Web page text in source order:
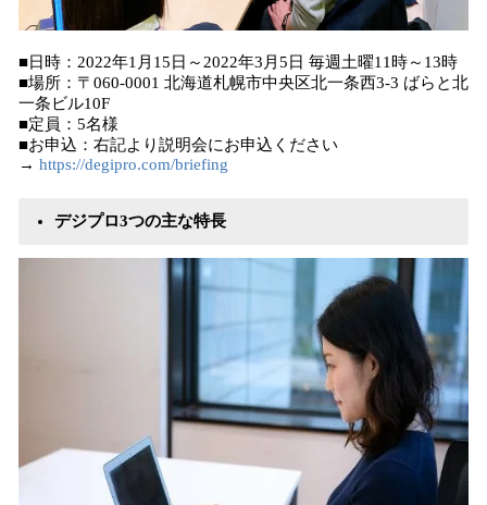
■日時：2022年1月15日～2022年3月5日 毎週土曜11時～13時
■場所：〒060-0001 北海道札幌市中央区北一条西3-3 ばらと北
一条ビル10F
■定員：5名様
■お申込：右記より説明会にお申込ください
→ https://degipro.com/briefing
デジプロ3つの主な特長